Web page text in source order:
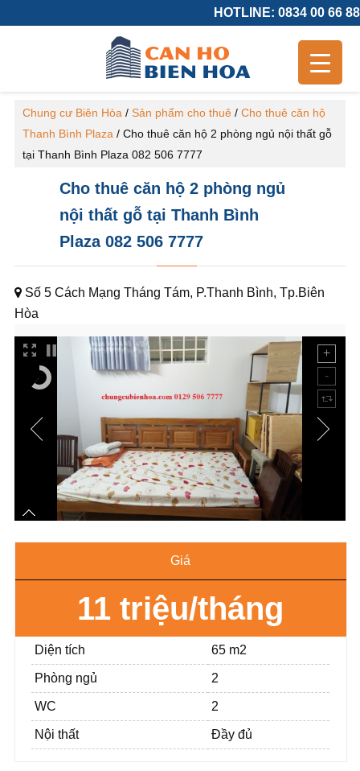
HOTLINE: 0834 00 66 88
Chung cư Biên Hòa / Sản phẩm cho thuê/ Cho thuê căn hộ
Thanh Bình Plaza / Cho thuê căn hộ 2 phòng ngủ nội thất gỗ
tại Thanh Bình Plaza 082 506 7777
Cho thuê căn hộ 2 phòng ngủ
nội thất gỗ tại Thanh Bình
Plaza 082 506 7777
Số 5 Cách Mạng Tháng Tám, P.Thanh Bình, Tp.Biên
Hòa
Giá
11 triệu/tháng
Diện tích 65 m2
Phòng ngủ 2
WC 2
Nội thất Đầy đủ